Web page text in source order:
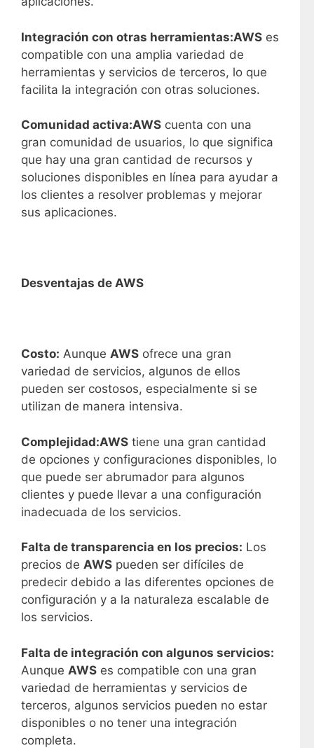
Integración con otras herramientas:AWS es
compatible con una amplia variedad de
herramientas y servicios de terceros, lo que
facilita la integración con otras soluciones.
Comunidad activa:AWS cuenta con una
gran comunidad de usuarios, lo que significa
que hay una gran cantidad de recursos y
soluciones disponibles en línea para ayudar a
los clientes a resolver problemas y mejorar
sus aplicaciones.
Desventajas de AWS
Costo: Aunque AWS ofrece una gran
variedad de servicios, algunos de ellos
pueden ser costosos, especialmente si se
utilizan de manera intensiva.
Complejidad:AWS tiene una gran cantidad
de opciones y configuraciones disponibles, lo
que puede ser abrumador para algunos
clientes y puede llevar a una configuración
inadecuada de los servicios.
Falta de transparencia en los precios: Los
precios de AWS pueden ser difíciles de
predecir debido a las diferentes opciones de
configuración y a la naturaleza escalable de
los servicios.
Falta de integración con algunos servicios:
Aunque AWS es compatible con una gran
variedad de herramientas y servicios de
terceros, algunos servicios pueden no estar
disponibles o no tener una integración
completa.